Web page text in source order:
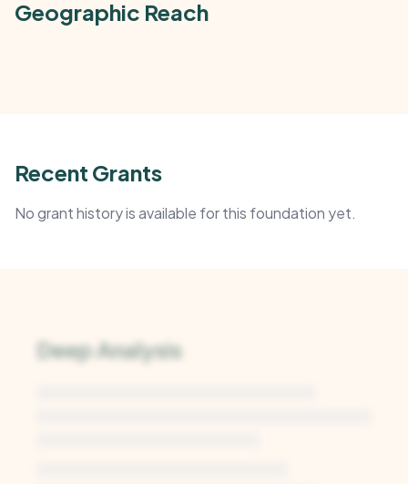
Geographic Reach
Recent Grants
No grant history is available for this foundation yet.
Deep Analysis